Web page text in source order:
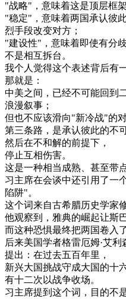
"战略" ， 意味着这是顶层框架
"稳定" ， 意味着两国承认彼
烈手段改变对方 ；
"建设性" ， 意味着即使有分歧
不是相互拆台。
我个人觉得这个表述背后有
那就是 ：
中美之间 ， 已经不可能回到
浪漫叙事 ；
但也不应该滑向"新冷战"的
第三条路 ， 是承认彼此的不
然后在不和解的前提下 ，
停止互相伤害。
这是一种相当成熟、 甚至带
习主席在会谈中还引用 了一
陷阱"。
这个词来自古希腊历史学家
他观察到 ， 雅典的崛起让斯
而这种恐惧最终把两国卷入
后来美国学者格雷厄姆·艾利
提出 ： 在过去五百年里 ，
新兴大国挑战守成大国的十
有十二次以战争收场。
习主席提到 这个词 ， 目的不